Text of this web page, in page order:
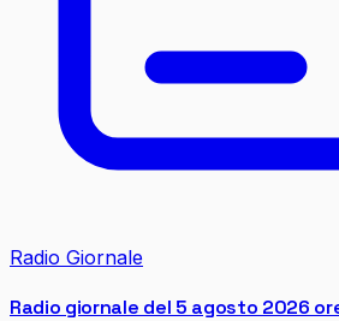
Radio Giornale
Radio giornale del 5 agosto 2026